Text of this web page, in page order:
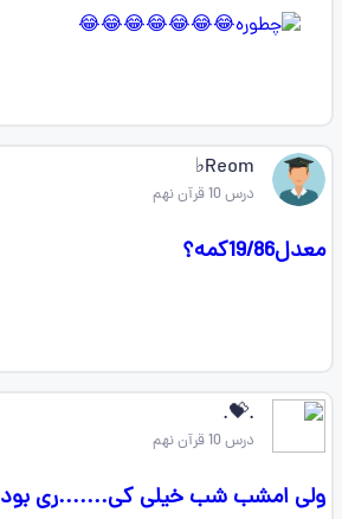
Reom♭
درس 10 قرآن نهم
معدل19/86کمه؟
.💝.
درس 10 قرآن نهم
ولی امشب شب خیلی کی.......ری بود